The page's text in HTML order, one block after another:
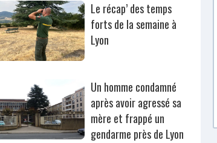
Le récap’ des temps
forts de la semaine à
Lyon
Un homme condamné
après avoir agressé sa
mère et frappé un
gendarme près de Lyon